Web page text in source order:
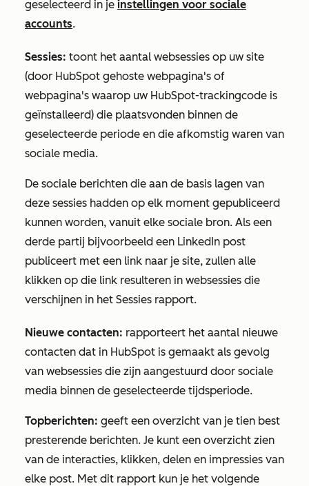
geselecteerd in je instellingen voor sociale
accounts.
Sessies: toont het aantal websessies op uw site
(door HubSpot gehoste webpagina's of
webpagina's waarop uw HubSpot-trackingcode is
geïnstalleerd) die plaatsvonden binnen de
geselecteerde periode en die afkomstig waren van
sociale media.
De sociale berichten die aan de basis lagen van
deze sessies hadden op elk moment gepubliceerd
kunnen worden, vanuit elke sociale bron. Als een
derde partij bijvoorbeeld een LinkedIn post
publiceert met een link naar je site, zullen alle
klikken op die link resulteren in websessies die
verschijnen in het Sessies rapport.
Nieuwe contacten: rapporteert het aantal nieuwe
contacten dat in HubSpot is gemaakt als gevolg
van websessies die zijn aangestuurd door sociale
media binnen de geselecteerde tijdsperiode.
Topberichten: geeft een overzicht van je tien best
presterende berichten. Je kunt een overzicht zien
van de interacties, klikken, delen en impressies van
elke post. Met dit rapport kun je het volgende